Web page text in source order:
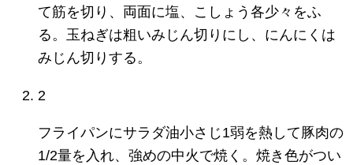
て筋を切り、両面に塩、こしょう各少々をふ
る。玉ねぎは粗いみじん切りにし、にんにくは
みじん切りする。
2
フライパンにサラダ油小さじ1弱を熱して豚肉の
1/2量を入れ、強めの中火で焼く。焼き色がつい